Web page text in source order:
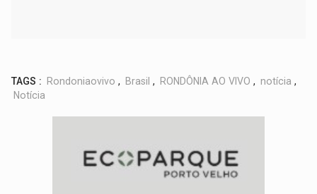
TAGS : Rondoniaovivo , Brasil , RONDÔNIA AO VIVO , notícia ,
Notícia